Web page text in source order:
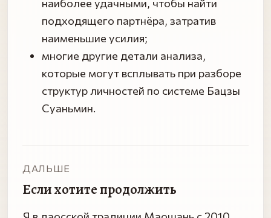
подходящего партнёра, затратив
наименьшие усилия;
многие другие детали анализа,
которые могут всплывать при разборе
структур личностей по системе Бацзы
Суаньмин.
ДАЛЬШЕ
Если хотите продолжить